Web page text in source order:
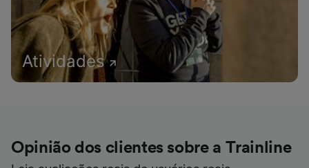
Atividades
Opinião dos clientes sobre a Trainline